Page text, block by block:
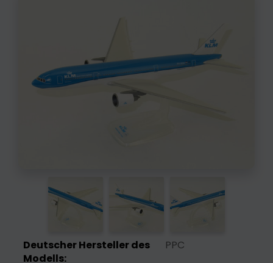
Deutscher Hersteller des
Modells:
PPC